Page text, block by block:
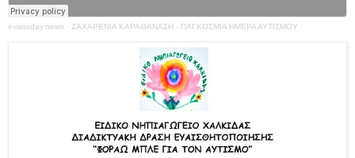
eviatoday.news · ΖΑΧΑΡΕΝΙΑ ΚΑΡΑΘΑΝΑΣΗ - ΠΑΓΚΟΣΜΙΑ ΗΜΕΡΑ ΑΥΤΙΣΜΟΥ